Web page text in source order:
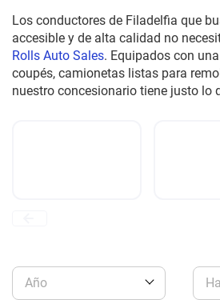
Los conductores de Filadelfia que
accesible y de alta calidad no
Rolls Auto Sales. Equipados con
coupés, camionetas listas para
nuestro concesionario tiene justo lo
Año